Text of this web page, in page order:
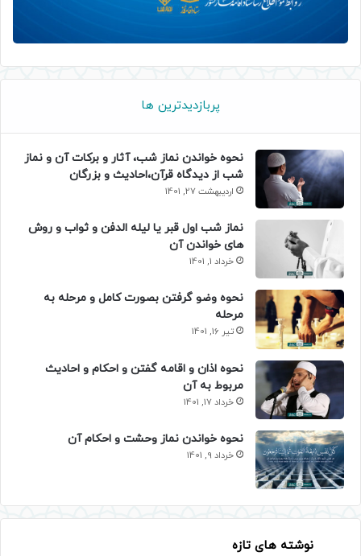
پربازدیدترین ها
نحوه خواندن نماز شب، آثار و برکات آن و نماز
شب از دیدگاه قرآن،احادیث و بزرگان
اردیبهشت 27, 1401
نماز شب اول قبر یا لیله الدفن و ثواب و روش
های خواندن آن
خرداد 1, 1401
نحوه وضو گرفتن بصورت کامل و مرحله به
مرحله
تیر 16, 1401
نحوه اذان و اقامه گفتن و احکام و احادیث
مربوط به آن
خرداد 17, 1401
نحوه خواندن نماز وحشت و احکام آن
خرداد 9, 1401
نوشته های تازه